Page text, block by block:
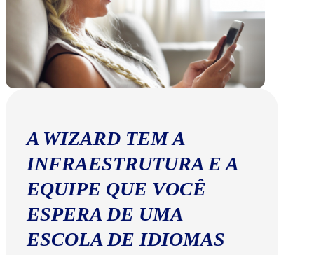
A WIZARD TEM A
INFRAESTRUTURA E A
EQUIPE QUE VOCÊ
ESPERA DE UMA
ESCOLA DE IDIOMAS